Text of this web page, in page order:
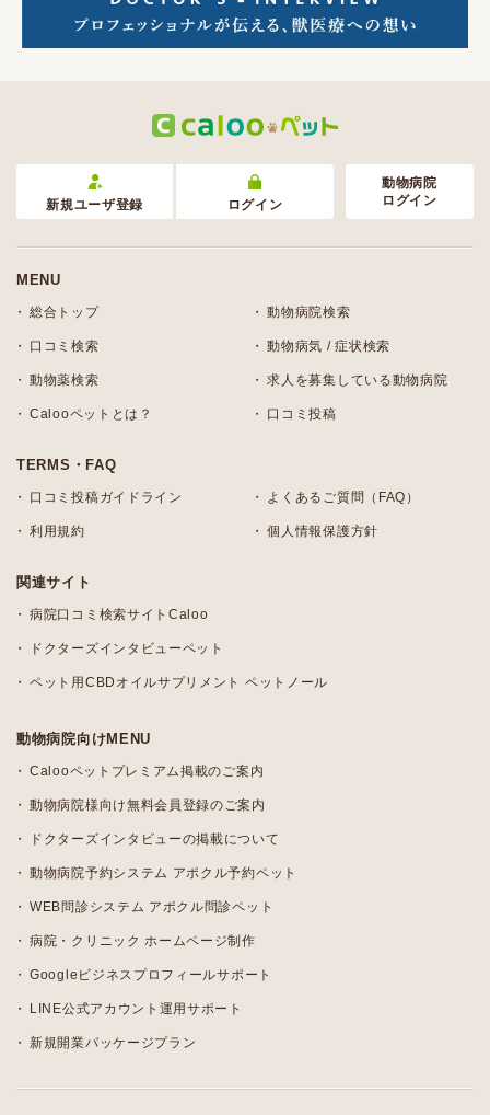
新規ユーザ登録 ログイン
動物病院
ログイン
MENU
総合トップ 動物病院検索
口コミ検索 動物病気 / 症状検索
動物薬検索 求人を募集している動物病院
Calooペットとは？ 口コミ投稿
TERMS・FAQ
口コミ投稿ガイドライン よくあるご質問（FAQ）
利用規約 個人情報保護方針
関連サイト
病院口コミ検索サイトCaloo
ドクターズインタビューペット
ペット用CBDオイルサプリメント ペットノール
動物病院向けMENU
Calooペットプレミアム掲載のご案内
動物病院様向け無料会員登録のご案内
ドクターズインタビューの掲載について
動物病院予約システム アポクル予約ペット
WEB問診システム アポクル問診ペット
病院・クリニック ホームページ制作
Googleビジネスプロフィールサポート
LINE公式アカウント運用サポート
新規開業パッケージプラン